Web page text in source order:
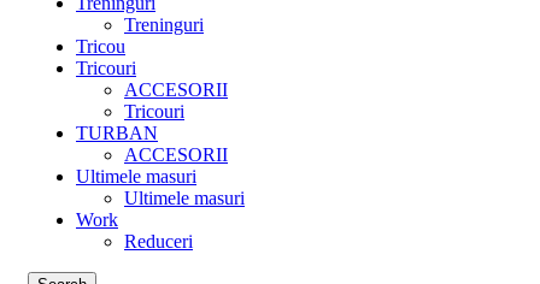
Treninguri
Tricou
Tricouri
ACCESORII
Tricouri
TURBAN
ACCESORII
Ultimele masuri
Ultimele masuri
Work
Reduceri